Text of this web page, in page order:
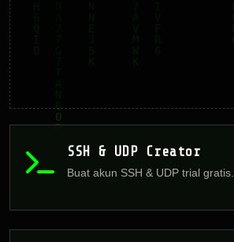
SSH & UDP Creator
Buat akun SSH & UDP trial gratis.